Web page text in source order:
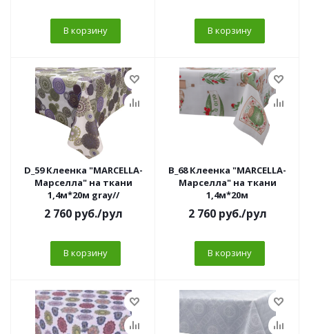
В корзину В корзину
D_59 Клеенка "MARCELLA-
Марселла" на ткани
1,4м*20м gray//
2 760руб./рул
В корзину
B_68 Клеенка "MARCELLA-
Марселла" на ткани
1,4м*20м
2 760руб./рул
В корзину